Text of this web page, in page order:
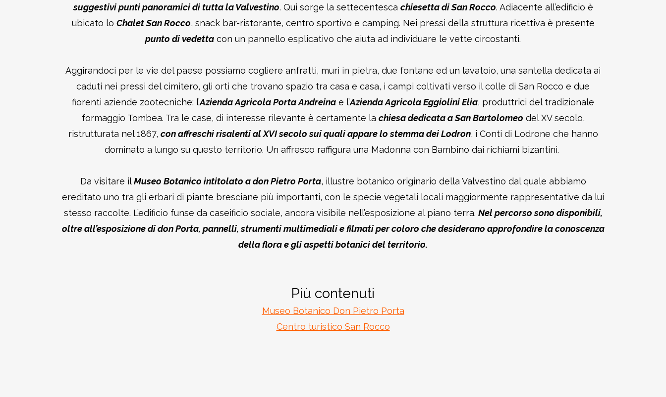
suggestivi punti panoramici di tutta la Valvestino. Qui sorge la settecentesca chiesetta di San Rocco. Adiacente all’edificio è
ubicato lo Chalet San Rocco, snack bar-ristorante, centro sportivo e camping. Nei pressi della struttura ricettiva è presente
punto di vedetta con un pannello esplicativo che aiuta ad individuare le vette circostanti.
Aggirandoci per le vie del paese possiamo cogliere anfratti, muri in pietra, due fontane ed un lavatoio, una santella dedicata ai
caduti nei pressi del cimitero, gli orti che trovano spazio tra casa e casa, i campi coltivati verso il colle di San Rocco e due
fiorenti aziende zootecniche: l’Azienda Agricola Porta Andreina e l’Azienda Agricola Eggiolini Elia, produttrici del tradizionale
formaggio Tombea. Tra le case, di interesse rilevante è certamente la chiesa dedicata a San Bartolomeo del XV secolo,
ristrutturata nel 1867, con affreschi risalenti al XVI secolo sui quali appare lo stemma dei Lodron, i Conti di Lodrone che hanno
dominato a lungo su questo territorio. Un affresco raffigura una Madonna con Bambino dai richiami bizantini.
Da visitare ilMuseo Botanico intitolato a don Pietro Porta, illustre botanico originario della Valvestino dal quale abbiamo
ereditato uno tra gli erbari di piante bresciane più importanti, con le specie vegetali locali maggiormente rappresentative da lui
stesso raccolte. L’edificio funse da caseificio sociale, ancora visibile nell’esposizione al piano terra. Nel percorso sono disponibili,
oltre all’esposizione di don Porta, pannelli, strumenti multimediali e filmati per coloro che desiderano approfondire la conoscenza
della flora e gli aspetti botanici del territorio.
Più contenuti
Museo Botanico Don Pietro Porta
Centro turistico San Rocco